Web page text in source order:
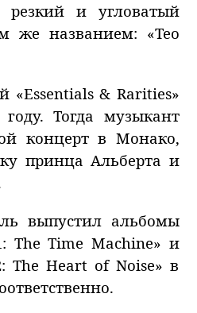
и угловатый
же названием: «Teo
«Essentials & Rarities»
Тогда музыкант
концерт в Монако,
принца Альберта и
выпустил альбомы
The Time Machine» и
The Heart of Noise» в